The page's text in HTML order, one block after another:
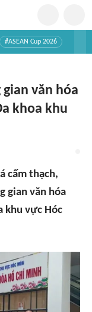
#ASEAN Cup 2026
văn hóa
khoa khu
cẩm thạch,
gian văn hóa
khu vực Hóc